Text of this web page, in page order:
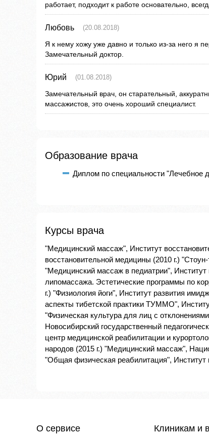
работает, подходит к работе основательно,
Любовь (20.08.2018)
Я к нему хожу уже давно и только из-за него я
Замечательный доктор.
Юрий (01.08.2018)
Замечательный врач, он старательный,
массажистов, это очень хороший специалист.
Образование врача
Диплом по специальности "Лечебное
Курсы врача
"Медицинский массаж", Институт
восстановительной медицины (2010 г.)
"Медицинский массаж в педиатрии", Институт
липомассажа. Эстетические программы по
г.) "Физиология йоги", Институт развития
аспекты тибетской практики ТУММО",
"Физическая культура для лиц с
Новосибирский государственный
центр медицинской реабилитации и
народов (2015 г.) "Медицинский массаж",
"Общая физическая реабилитация", Институт
О сервисе Клиникам и